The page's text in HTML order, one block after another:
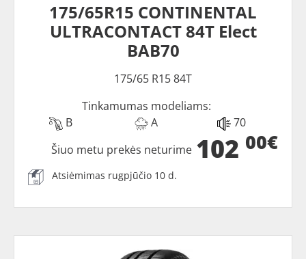
175/65R15 CONTINENTAL
ULTRACONTACT 84T Elect
BAB70
175/65 R15 84T
Tinkamumas modeliams:
B
A 70
102 00€
Šiuo metu prekės neturime
Atsiėmimas rugpjūčio 10 d.